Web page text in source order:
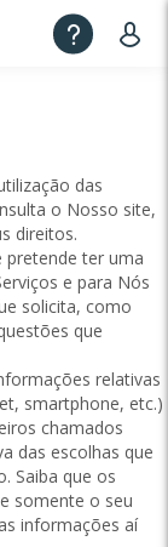
das
o Nosso site,
direitos.
pretende ter uma
e para Nós
solicita, como
que
relativas
smartphone, etc.)
chamados
das escolhas que
Saiba que os
somente o seu
informações aí